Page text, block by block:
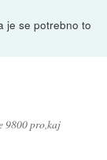
je se potrebno to
9800 pro,kaj